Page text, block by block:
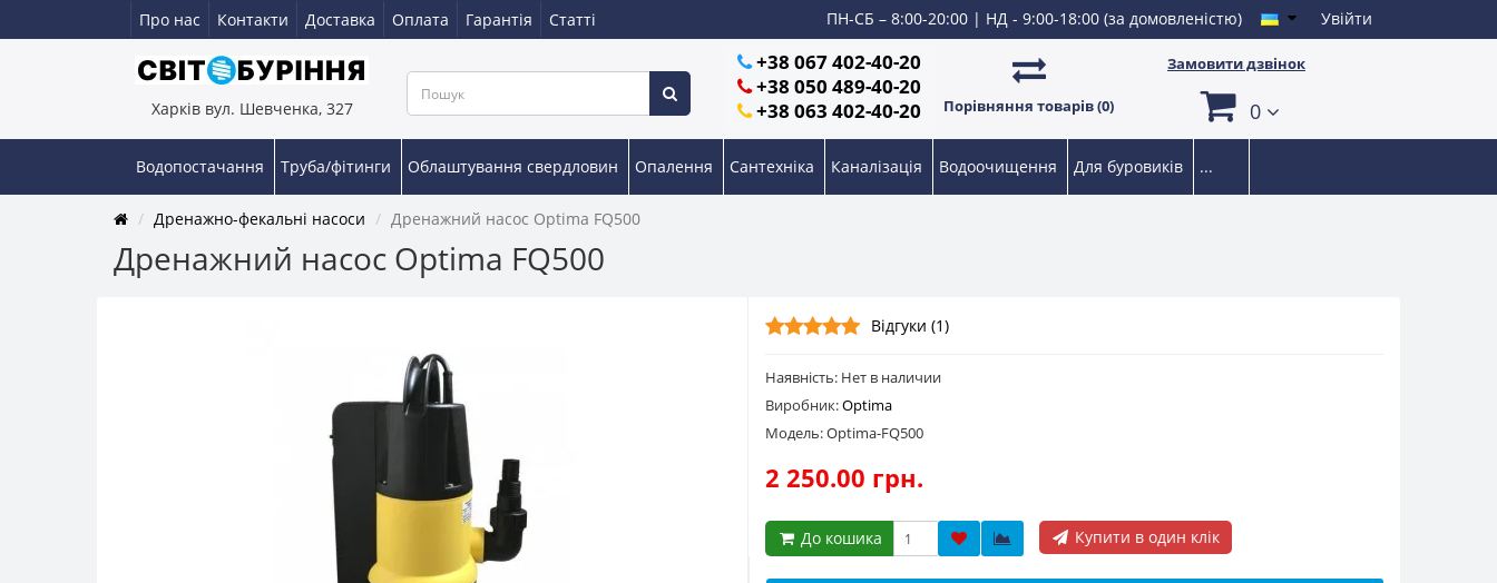
Про нас Контакти Доставка Оплата Гарантія Статті ПН-СБ – 8:00-20:00 | НД - 9:00-18:00 (за домовленістю) Увійти
Харків вул. Шевченка, 327
+38 067 402-40-20
+38 050 489-40-20
+38 063 402-40-20
Порівняння товарів (0)
Замовити дзвінок
0
Водопостачання Труба/фітинги Облаштування свердловин Опалення Сантехніка Каналізація Водоочищення Для буровиків ...
Дренажно-фекальні насоси Дренажний насос Optima FQ500
Дренажний насос Optima FQ500
Відгуки (1)
Наявність: Нет в наличии
Виробник:Optima
Модель: Optima-FQ500
2 250.00 грн.
До кошика Купити в один клік